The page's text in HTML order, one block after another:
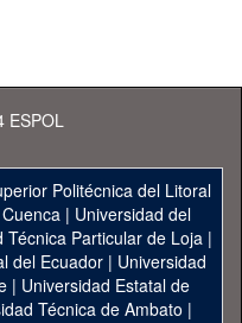
ESPOL
Politécnica del Litoral
| Universidad del
Técnica Particular de Loja|
del Ecuador| Universidad
| Universidad Estatal de
Técnica de Ambato |